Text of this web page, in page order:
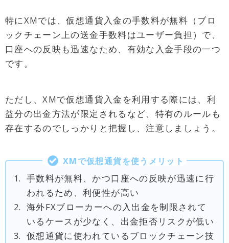
特にXMでは、仮想通貨入金の手数料が無料（ブロ
ックチェーン上の送金手数料はユーザー負担）で、
口座への反映も迅速なため、有効な入金手段の一つ
です。
ただし、XMで仮想通貨入金を利用する際には、利
益分の出金方法が限定されるなど、特有のルールも
存在するのでしっかりと把握し、注意しましょう。
XMで仮想通貨を使うメリット
1. 手数料が無料、かつ口座への反映が迅速に行
われるため、利便性が高い
2. 海外FXブローカーへの入出金を制限されて
いるケースが少なく、出金拒否リスクが低い
3. 仮想通貨に使われているブロックチェーン技